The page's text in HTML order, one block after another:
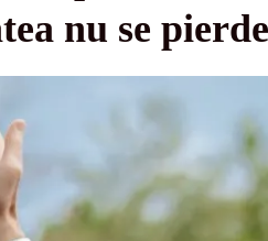
nu se